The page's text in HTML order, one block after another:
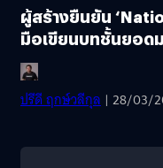
ผู้สร้างยืนยัน
มือเขียนบทชั้นยอด
ปรีดี ฤกษ์วลีกุล | 28/03/